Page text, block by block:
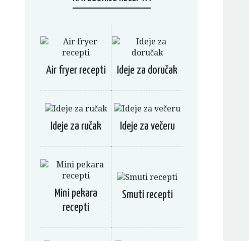
Air fryer recepti Ideje za doručak
Ideje za ručak Ideje za večeru
Mini pekara
recepti
Smuti recepti